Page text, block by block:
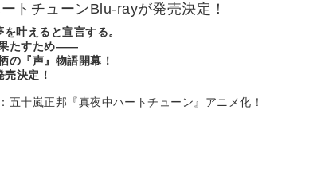
トチューンBlu-rayが発売決定！
叶えると宣言する。
果たすため――
の『声』物語開幕！
決定！
五十嵐正邦『真夜中ハートチューン』アニメ化！